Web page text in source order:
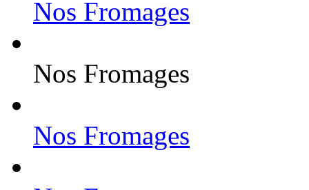
Nos Fromages
Nos Fromages
Nos Fromages